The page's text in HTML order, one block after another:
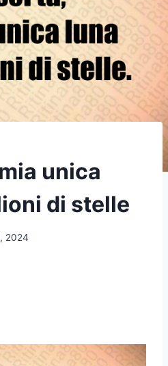
unica
di stelle
2024